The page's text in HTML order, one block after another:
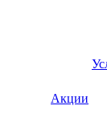
Акции